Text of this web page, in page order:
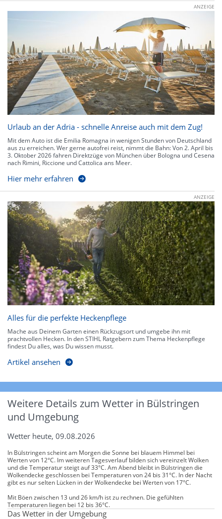
ANZEIGE
Urlaub an der Adria - schnelle Anreise auch mit dem Zug!
Mit dem Auto ist die Emilia Romagna in wenigen Stunden von Deutschland
aus zu erreichen. Wer gerne autofrei reist, nimmt die Bahn: Von 2. April bis
3. Oktober 2026 fahren Direktzüge von München über Bologna und Cesena
nach Rimini, Riccione und Cattolica ans Meer.
Hier mehr erfahren
ANZEIGE
Alles für die perfekte Heckenpflege
Mache aus Deinem Garten einen Rückzugsort und umgebe ihn mit
prachtvollen Hecken. In den STIHL Ratgebern zum Thema Heckenpflege
findest Du alles, was Du wissen musst.
Artikel ansehen
Weitere Details zum Wetter in Bülstringen
und Umgebung
Wetter heute, 09.08.2026
In Bülstringen scheint am Morgen die Sonne bei blauem Himmel bei
Werten von 12°C. Im weiteren Tagesverlauf bilden sich vereinzelt Wolken
und die Temperatur steigt auf 33°C. Am Abend bleibt in Bülstringen die
Wolkendecke geschlossen bei Temperaturen von 24 bis 31°C. In der Nacht
gibt es nur selten Lücken in der Wolkendecke bei Werten von 17°C.
Mit Böen zwischen 13 und 26 km/h ist zu rechnen. Die gefühlten
Temperaturen liegen bei 12 bis 36°C.
Das Wetter in der Umgebung